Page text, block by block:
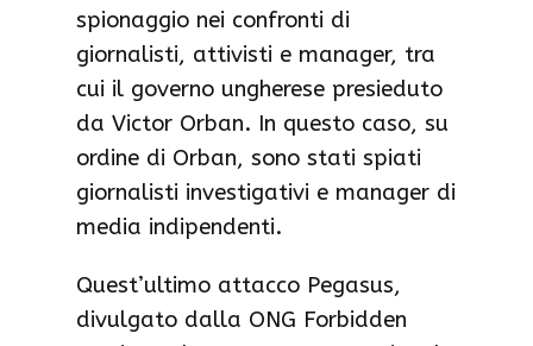
spionaggio nei confronti di
giornalisti, attivisti e manager, tra
cui il governo ungherese presieduto
da Victor Orban. In questo caso, su
ordine di Orban, sono stati spiati
giornalisti investigativi e manager di
media indipendenti.
Quest’ultimo attacco Pegasus,
divulgato dalla ONG Forbidden